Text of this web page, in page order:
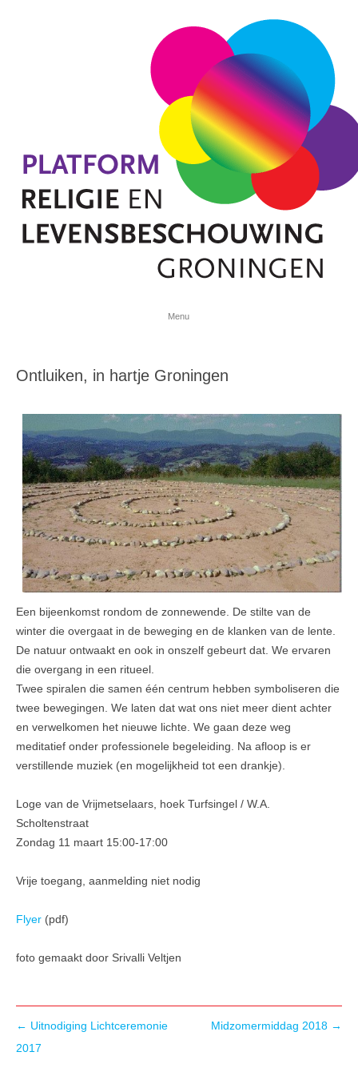
Menu
Ontluiken, in hartje Groningen
Een bijeenkomst rondom de zonnewende. De stilte van de
winter die overgaat in de beweging en de klanken van de lente.
De natuur ontwaakt en ook in onszelf gebeurt dat. We ervaren
die overgang in een ritueel.
Twee spiralen die samen één centrum hebben symboliseren die
twee bewegingen. We laten dat wat ons niet meer dient achter
en verwelkomen het nieuwe lichte. We gaan deze weg
meditatief onder professionele begeleiding. Na afloop is er
verstillende muziek (en mogelijkheid tot een drankje).
Loge van de Vrijmetselaars, hoek Turfsingel / W.A.
Scholtenstraat
Zondag 11 maart 15:00-17:00
Vrije toegang, aanmelding niet nodig
Flyer (pdf)
foto gemaakt door Srivalli Veltjen
Berichtnavigatie
← Uitnodiging Lichtceremonie
2017
Midzomermiddag 2018 →